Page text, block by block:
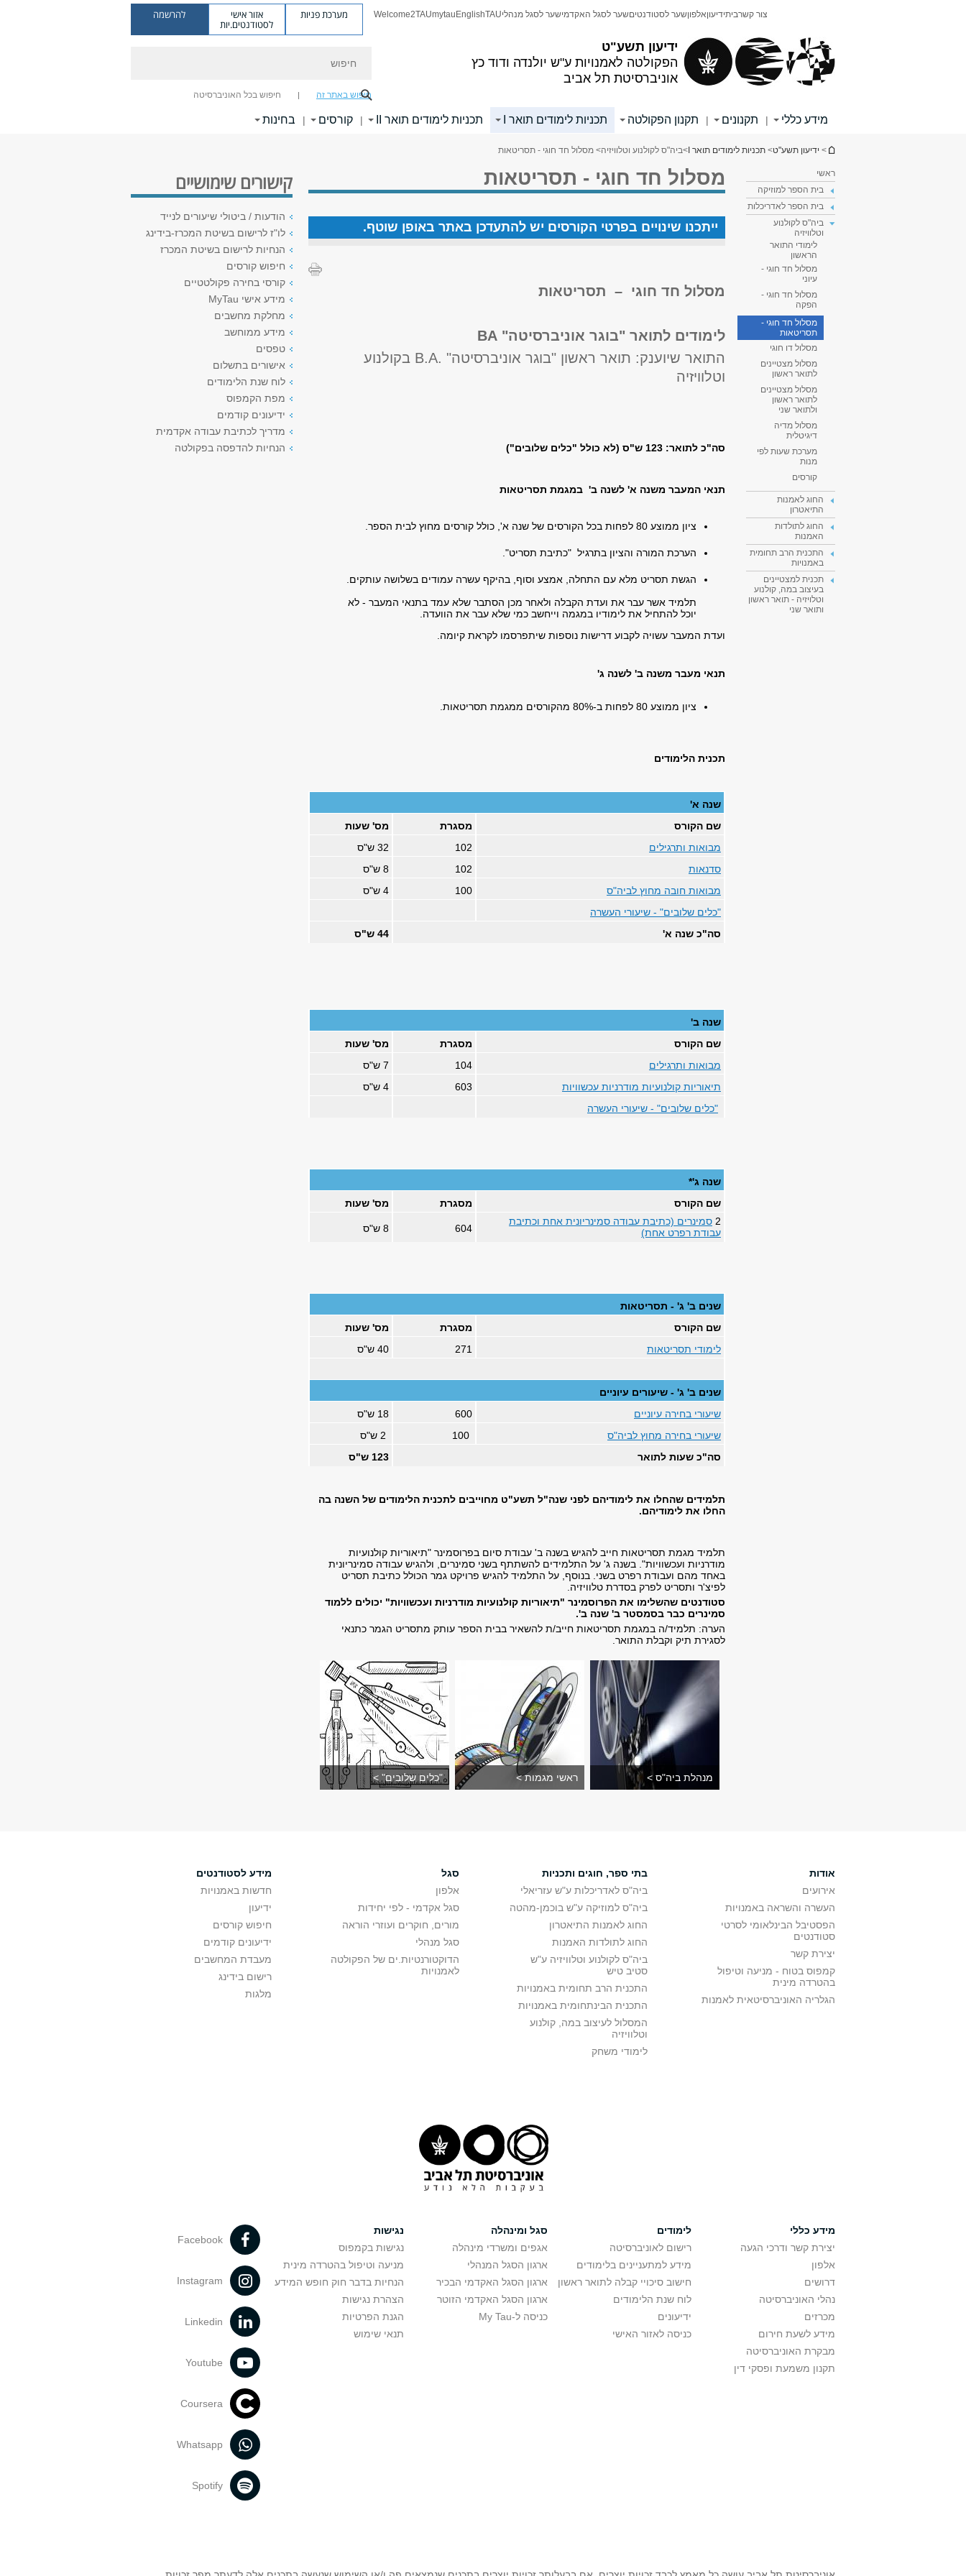
ידיעון תשע"ט
הפקולטה לאמנויות ע"ש יולנדה ודוד כץ
אוניברסיטת תל אביב
צור קשרביתידיעוןאלפוןשער לסטודנטיםשער לסגל האקדמישער לסגל מנהליTAU
English
mytau
Welcome2TAU מערכת פניות אזור אישי
לסטודנטים.יות
להרשמה
חיפוש באתר זה חיפוש בכל האוניברסיטה
מידע כללי | תקנונים | תקנון הפקולטה תכניות לימודים תואר I תכניות לימודים תואר II | קורסים | בחינות
הינך נמצא כאן
> ידיעון תשע"ט> תכניות לימודים תואר I >ביה"ס לקולנוע וטלוויזיה> מסלול חד חוגי - תסריטאות
ראשי
בית הספר למוזיקה
בית הספר לאדריכלות
ביה"ס לקולנוע
וטלוויזיה
לימודי התואר
הראשון
מסלול חד חוגי -
עיוני
מסלול חד חוגי -
הפקה
מסלול חד חוגי -
תסריטאות
מסלול דו חוגי
מסלול מצטיינים
לתואר ראשון
מסלול מצטיינים
לתואר ראשון
ולתואר שני
מסלול מדיה
דיגיטלית
מערכת שעות לפי
מנות
קורסים
החוג לאמנות
התיאטרון
החוג לתולדות
האמנות
התכנית הרב תחומית
באמנויות
תכנית למצטיינים
בעיצוב במה, קולנוע
וטלויזיה - תואר ראשון
ותואר שני
מסלול חד חוגי - תסריטאות
ייתכנו שינויים בפרטי הקורסים יש להתעדכן באתר באופן שוטף.
מסלול חד חוגי – תסריטאות
לימודים לתואר "בוגר אוניברסיטה" BA
התואר שיוענק: תואר ראשון "בוגר אוניברסיטה" .B.A בקולנוע
וטלוויזיה
סה"כ לתואר: 123 ש"ס (לא כולל "כלים שלובים")
תנאי המעבר משנה א' לשנה ב' במגמת תסריטאות
ציון ממוצע 80 לפחות בכל הקורסים של שנה א', כולל קורסים מחוץ לבית הספר.
הערכת המורה והציון בתרגיל "כתיבת תסריט".
הגשת תסריט מלא עם התחלה, אמצע וסוף, בהיקף עשרה עמודים בשלושה עותקים.
תלמיד אשר עבר את ועדת הקבלה ולאחר מכן הסתבר שלא עמד בתנאי המעבר - לא
יוכל להתחיל את לימודיו במגמה וייחשב כמי שלא עבר את הוועדה.
ועדת המעבר עשויה לקבוע דרישות נוספות שיתפרסמו לקראת קיומה.
תנאי מעבר משנה ב' לשנה ג'
ציון ממוצע 80 לפחות ב-80% מהקורסים ממגמת תסריטאות.
תכנית הלימודים
שנה א'
שם הקורס
מסגרת
מס' שעות
מבואות ותרגילים
102
32 ש"ס
סדנאות
102
8 ש"ס
מבואות חובה מחוץ לביה"ס
100
4 ש"ס
"כלים שלובים" - שיעורי העשרה
סה"כ שנה א'
44 ש"ס
שנה ב'
שם הקורס
מסגרת
מס' שעות
מבואות ותרגילים
104
7 ש"ס
תיאוריות קולנועיות מודרניות עכשוויות
603
4 ש"ס
"כלים שלובים" - שיעורי העשרה
שנה ג'*
שם הקורס
מסגרת
מס' שעות
2 סמינרים (כתיבת עבודה סמינריונית אחת וכתיבת
עבודת רפרט אחת)
604 8 ש"ס
שנים ב' ג' - תסריטאות
שם הקורס
מסגרת
מס' שעות
לימודי תסריטאות
271 40 ש"ס
שנים ב' ג' - שיעורים עיוניים
שיעורי בחירה עיוניים
600
18 ש"ס
שיעורי בחירה מחוץ לביה"ס
סה"כ שעות לתואר
123 ש"ס
תלמידים שהחלו את לימודיהם לפני שנה"ל תשע"ט מחוייבים לתכנית הלימודים של השנה בה
החלו את לימודיהם.
תלמיד מגמת תסריטאות חייב להגיש בשנה ב' עבודת סיום בפרוסמינר "תיאוריות קולנועיות
מודרניות ועכשוויות". בשנה ג' על התלמידים להשתתף בשני סמינרים, ולהגיש עבודה סמינריונית
באחד מהם ועבודת רפרט בשני. בנוסף, על התלמיד להגיש פרויקט גמר הכולל כתיבת תסריט
לפיצ'ר ותסריט לפרק בסדרת טלוויזיה.
סטודנטים שהשלימו את הפרוסמינר "תיאוריות קולנועיות מודרניות ועכשוויות" יכולים ללמוד
סמינרים כבר בסמסטר ב' שנה ב'.
הערה: תלמיד/ה במגמת תסריטאות חייב/ת להשאיר בבית הספר עותק מתסריט הגמר כתנאי
לסגירת תיק וקבלת התואר.​
מנהלת ביה"ס > ראשי מגמות > "כלים שלובים" >
קישורים שימושיים
הודעות / ביטולי שיעורים לנייד
לו"ז לרישום בשיטת המכרז-בידינג
הנחיות לרישום בשיטת המכרז
חיפוש קורסים
קורסי בחירה פקולטטיים
מידע אישי MyTau
מחלקת מחשבים
מידע ממוחשב
טפסים
אישורים בתשלום
לוח שנת הלימודים
מפת הקמפוס
ידיעונים קודמים
מדריך לכתיבת עבודה אקדמית
הנחיות להדפסה בפקולטה
אודות
אירועים
העשרה והשראה באמנויות
הפסטיבל הבינלאומי לסרטי
סטודנטים
יצירת קשר
קמפוס בטוח - מניעה וטיפול
בהטרדה מינית
הגלריה האוניברסיטאית לאמנות
בתי ספר, חוגים ותכניות
ביה"ס לאדריכלות ע"ש עזריאלי
ביה"ס למוזיקה ע"ש בוכמן-מהטה
החוג לאמנות התיאטרון
החוג לתולדות האמנות
ביה"ס לקולנוע וטלוויזיה ע"ש
סטיב טיש
התכנית הרב תחומית באמנויות
התכנית הבינתחומית באמנויות
המסלול לעיצוב במה, קולנוע
וטלוויזיה
לימודי משחק
סגל
אלפון
סגל אקדמי - לפי יחידות
מורים, חוקרים ועוזרי הוראה
סגל מנהלי
הדוקטורנטיות.ים של הפקולטה
לאמנויות
מידע לסטודנטים
חדשות באמנויות
ידיעון
חיפוש קורסים
ידיעונים קודמים
מעבדת המחשבים
רישום בידינג
מלגות
מידע כללי
יצירת קשר ודרכי הגעה
אלפון
דרושים
נהלי האוניברסיטה
מכרזים
מידע לשעת חירום
מבקרת האוניברסיטה
תקנון משמעת ופסקי דין
לימודים
רישום לאוניברסיטה
מידע למתעניינים בלימודים
חישוב סיכויי קבלה לתואר ראשון
לוח שנת הלימודים
ידיעונים
כניסה לאזור האישי
סגל ומינהלה
אגפים ומשרדי מינהלה
ארגון הסגל המנהלי
ארגון הסגל האקדמי הבכיר
ארגון הסגל האקדמי הזוטר
כניסה ל-My Tau
נגישות
נגישות בקמפוס
מניעה וטיפול בהטרדה מינית
הנחיות בדבר חוק חופש המידע
הצהרת נגישות
הגנת הפרטיות
תנאי שימוש
Facebook
Instagram
Linkedin
Youtube
Coursera
Whatsapp
Spotify